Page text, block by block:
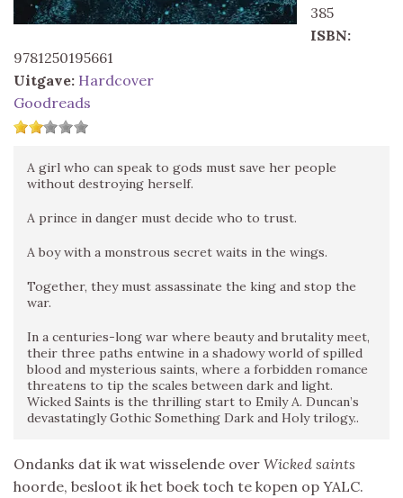
385
ISBN:
9781250195661
Uitgave: Hardcover
Goodreads
A girl who can speak to gods must save her people
without destroying herself.
A prince in danger must decide who to trust.
A boy with a monstrous secret waits in the wings.
Together, they must assassinate the king and stop the
war.
In a centuries-long war where beauty and brutality meet,
their three paths entwine in a shadowy world of spilled
blood and mysterious saints, where a forbidden romance
threatens to tip the scales between dark and light.
Wicked Saints is the thrilling start to Emily A. Duncan’s
devastatingly Gothic Something Dark and Holy trilogy..
Ondanks dat ik wat wisselende over Wicked saints
hoorde, besloot ik het boek toch te kopen op YALC.